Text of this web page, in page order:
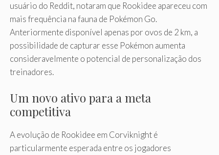
usuário do Reddit, notaram que Rookidee apareceu com
mais frequência na fauna de Pokémon Go.
Anteriormente disponível apenas por ovos de 2 km, a
possibilidade de capturar esse Pokémon aumenta
consideravelmente o potencial de personalização dos
treinadores.
Um novo ativo para a meta
competitiva
A evolução de Rookidee em Corviknight é
particularmente esperada entre os jogadores